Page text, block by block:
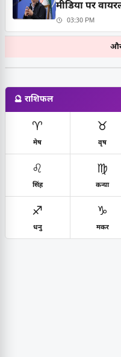
मीडिया पर
03:30 PM
🔮 राशिफल
♈
मेष
♉
वृष
♌
सिंह
♍
कन्या
♐
धनु
♑
मकर